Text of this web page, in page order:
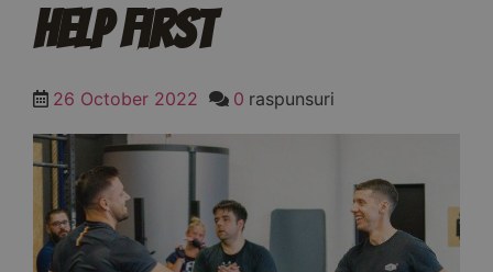
Help First
26 October 2022 0 raspunsuri